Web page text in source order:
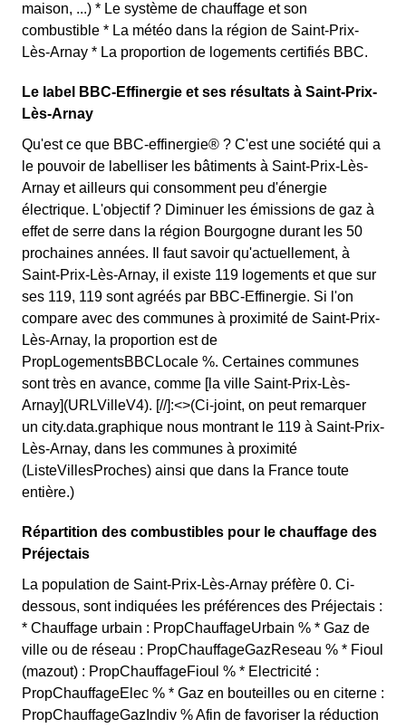
maison, ...) * Le système de chauffage et son
combustible * La météo dans la région de Saint-Prix-
Lès-Arnay * La proportion de logements certifiés BBC.
Le label BBC-Effinergie et ses résultats à Saint-Prix-
Lès-Arnay
Qu'est ce que BBC-effinergie® ? C'est une société qui a
le pouvoir de labelliser les bâtiments à Saint-Prix-Lès-
Arnay et ailleurs qui consomment peu d'énergie
électrique. L'objectif ? Diminuer les émissions de gaz à
effet de serre dans la région Bourgogne durant les 50
prochaines années. Il faut savoir qu'actuellement, à
Saint-Prix-Lès-Arnay, il existe 119 logements et que sur
ses 119, 119 sont agréés par BBC-Effinergie. Si l'on
compare avec des communes à proximité de Saint-Prix-
Lès-Arnay, la proportion est de
PropLogementsBBCLocale %. Certaines communes
sont très en avance, comme [la ville Saint-Prix-Lès-
Arnay](URLVilleV4). [//]:<>(Ci-joint, on peut remarquer
un city.data.graphique nous montrant le 119 à Saint-Prix-
Lès-Arnay, dans les communes à proximité
(ListeVillesProches) ainsi que dans la France toute
entière.)
Répartition des combustibles pour le chauffage des
Préjectais
La population de Saint-Prix-Lès-Arnay préfère 0. Ci-
dessous, sont indiquées les préférences des Préjectais :
* Chauffage urbain : PropChauffageUrbain % * Gaz de
ville ou de réseau : PropChauffageGazReseau % * Fioul
(mazout) : PropChauffageFioul % * Electricité :
PropChauffageElec % * Gaz en bouteilles ou en citerne :
PropChauffageGazIndiv % Afin de favoriser la réduction